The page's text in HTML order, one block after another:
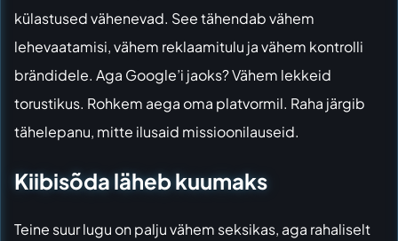
külastused vähenevad. See tähendab vähem
lehevaatamisi, vähem reklaamitulu ja vähem kontrolli
brändidele. Aga Google’i jaoks? Vähem lekkeid
torustikus. Rohkem aega oma platvormil. Raha järgib
tähelepanu, mitte ilusaid missioonilauseid.
Kiibisõda läheb kuumaks
Teine suur lugu on palju vähem seksikas, aga rahaliselt